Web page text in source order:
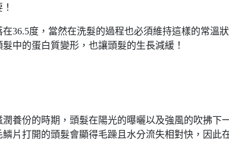
在36.5度，當然在洗髮的過程也必須維持這樣的常溫
中的蛋白質變形，也讓頭髮的生長減緩！
養份的時期，頭髮在陽光的曝曬以及強風的吹拂下
鱗片打開的頭髮會顯得毛躁且水分流失相對快，因此